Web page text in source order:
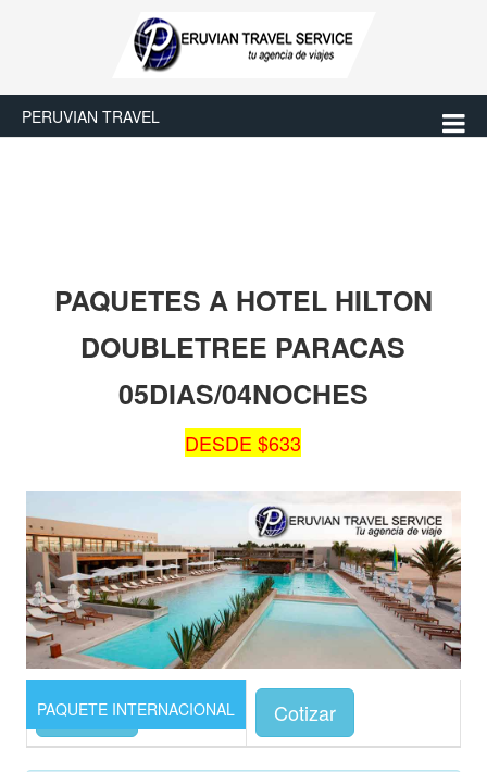
PERUVIAN TRAVEL
PAQUETES A HOTEL HILTON
DOUBLETREE PARACAS
05DIAS/04NOCHES
DESDE $633
PAQUETE INTERNACIONAL
Precios Cotizar